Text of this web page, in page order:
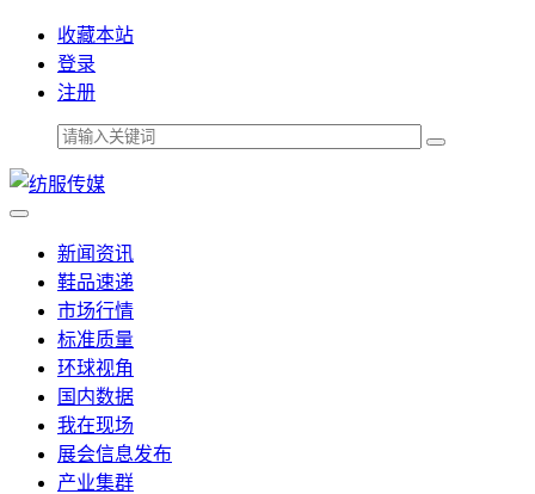
收藏本站
登录
注册
新闻资讯
鞋品速递
市场行情
标准质量
环球视角
国内数据
我在现场
展会信息发布
产业集群